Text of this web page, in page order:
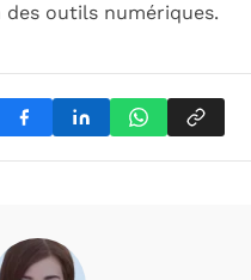
des outils numériques.